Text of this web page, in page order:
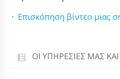
Επισκόπηση βίντεο μιας
ΟΙ ΥΠΗΡΕΣΊΕΣ ΜΑΣ